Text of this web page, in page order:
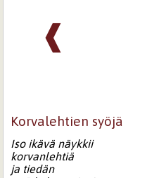
❰
Korvalehtien syöjä
Iso ikävä näykkii
korvanlehtiä
ja tiedän